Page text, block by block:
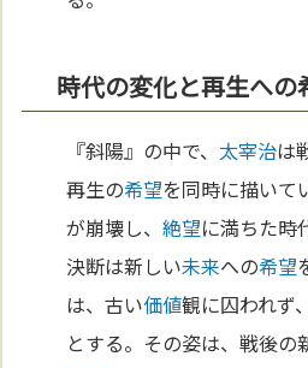
時代の変化と再生への
『斜陽』の中で、 太宰治は
再生の希望を同時に描いて
が崩壊し、絶望に満ちた時
決断は新しい未来への希望
は、古い価値観に囚われず
とする。その姿は、戦後の